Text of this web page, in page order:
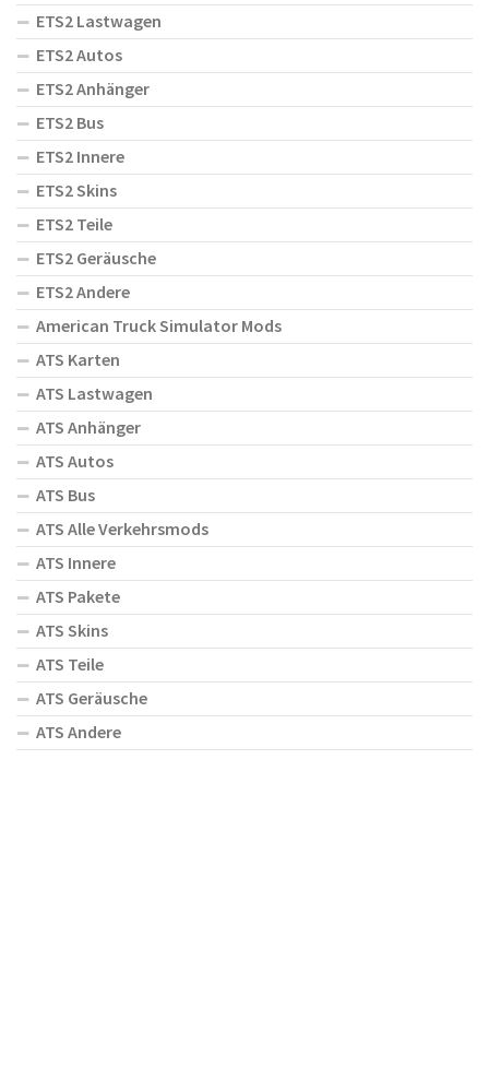
ETS2 Lastwagen
ETS2 Autos
ETS2 Anhänger
ETS2 Bus
ETS2 Innere
ETS2 Skins
ETS2 Teile
ETS2 Geräusche
ETS2 Andere
American Truck Simulator Mods
ATS Karten
ATS Lastwagen
ATS Anhänger
ATS Autos
ATS Bus
ATS Alle Verkehrsmods
ATS Innere
ATS Pakete
ATS Skins
ATS Teile
ATS Geräusche
ATS Andere